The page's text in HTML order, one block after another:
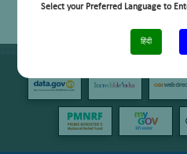
Select your Preferred Language to
हिंदी